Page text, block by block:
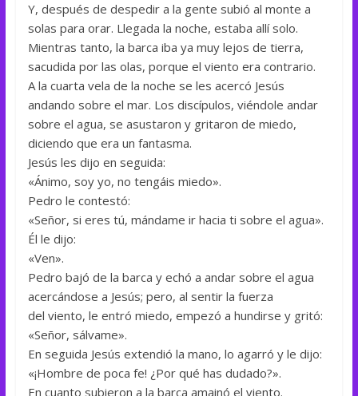
Y, después de despedir a la gente subió al monte a
solas para orar. Llegada la noche, estaba allí solo.
Mientras tanto, la barca iba ya muy lejos de tierra,
sacudida por las olas, porque el viento era contrario.
A la cuarta vela de la noche se les acercó Jesús
andando sobre el mar. Los discípulos, viéndole andar
sobre el agua, se asustaron y gritaron de miedo,
diciendo que era un fantasma.
Jesús les dijo en seguida:
«Ánimo, soy yo, no tengáis miedo».
Pedro le contestó:
«Señor, si eres tú, mándame ir hacia ti sobre el agua».
Él le dijo:
«Ven».
Pedro bajó de la barca y echó a andar sobre el agua
acercándose a Jesús; pero, al sentir la fuerza
del viento, le entró miedo, empezó a hundirse y gritó:
«Señor, sálvame».
En seguida Jesús extendió la mano, lo agarró y le dijo:
«¡Hombre de poca fe! ¿Por qué has dudado?».
En cuanto subieron a la barca amainó el viento.